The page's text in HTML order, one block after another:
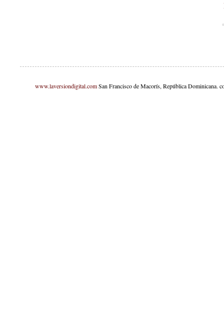
www.laversiondigital.comSan Francisco de Macorís, República Dominicana.